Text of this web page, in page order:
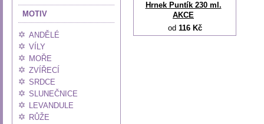
MOTIV
ANDĚLÉ
VÍLY
MOŘE
ZVÍŘECÍ
SRDCE
SLUNEČNICE
LEVANDULE
RŮŽE
Hrnek Puntík 230 ml.
AKCE
od 116 Kč